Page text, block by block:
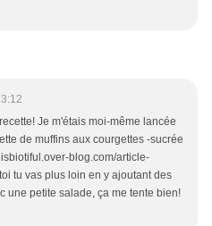
Je m'étais moi-même lancée
de muffins aux courgettes -sucrée
blog.com/article-
tu vas plus loin en y ajoutant des
une petite salade, ça me tente bien!